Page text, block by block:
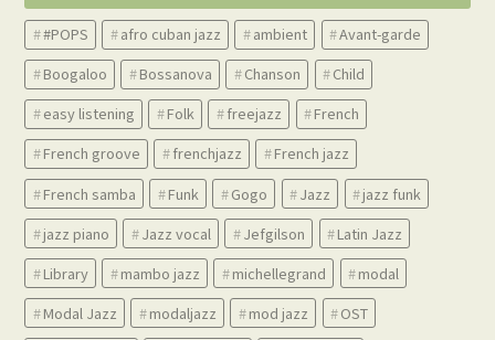
#POPS afro cuban jazz ambient
Avant-garde
Boogaloo
Bossanova Chanson
Child
easy listening
Folk freejazz
French
French groove
frenchjazz
French jazz
French samba
Funk Gogo Jazz
jazz funk
jazz piano
Jazz vocal Jefgilson
Latin Jazz
Library
mambo jazz michellegrand
modal
Modal Jazz
modaljazz mod jazz
OST